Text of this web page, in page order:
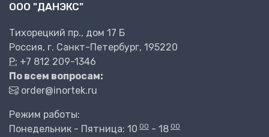
ООО "ДАНЭКС"
Тихорецкий пр., дом 17 Б
Россия, г. Санкт-Петербург, 195220
P: +7 812 209-1346
По всем вопросам:
order@inortek.ru
Режим работы:
Понедельник - Пятница: 10 00 - 18 00